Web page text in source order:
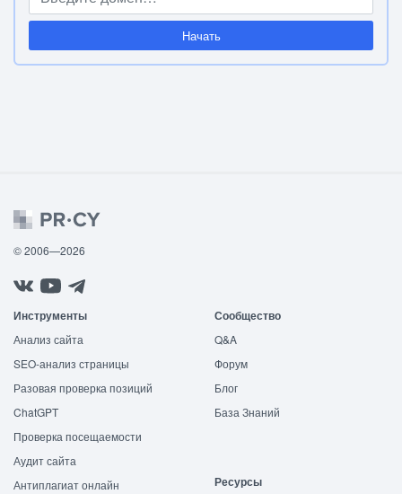
Начать
© 2006—2026
Инструменты
Анализ сайта
SEO-анализ страницы
Разовая проверка позиций
ChatGPT
Проверка посещаемости
Аудит сайта
Антиплагиат онлайн
Сообщество
Q&A
Форум
Блог
База Знаний
Ресурсы